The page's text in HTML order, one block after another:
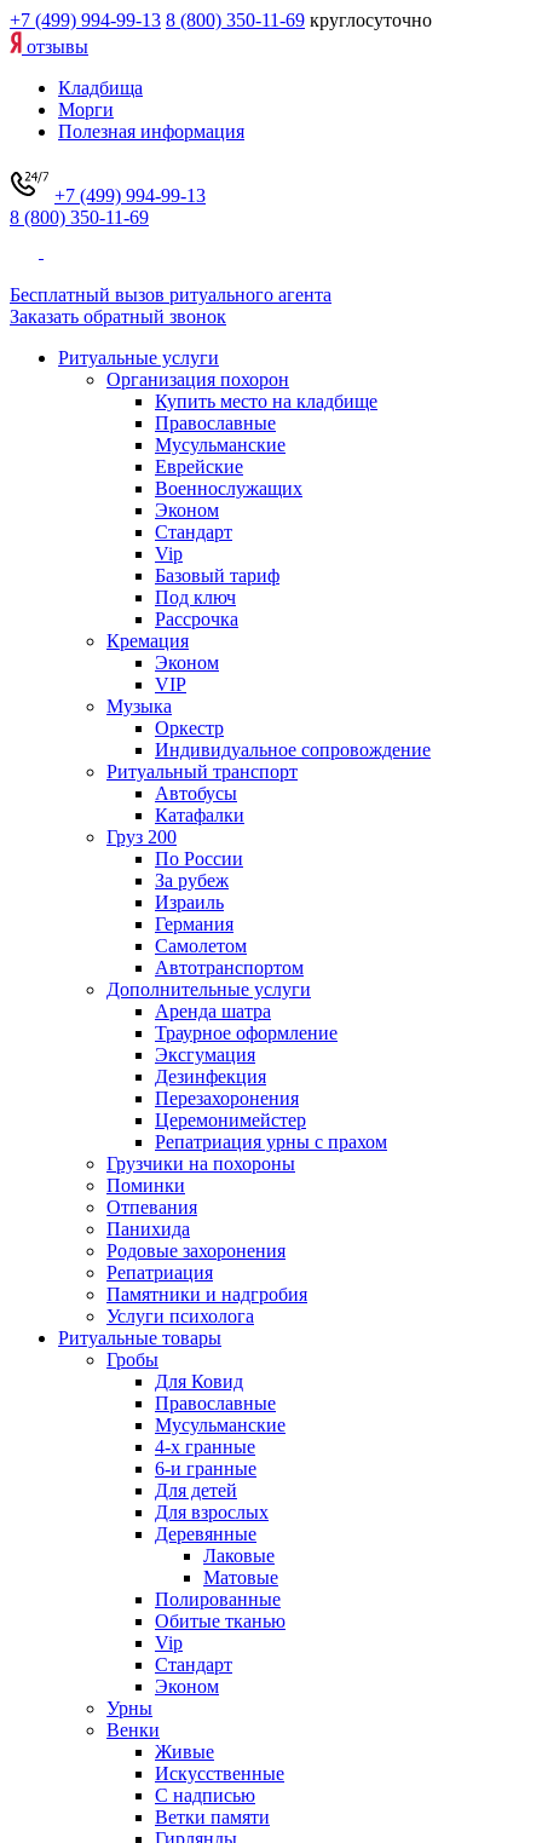
+7 (499) 994-99-13 8 (800) 350-11-69 круглосуточно
отзывы
Кладбища
Морги
Полезная информация
+7 (499) 994-99-13
8 (800) 350-11-69
Бесплатный вызов ритуального агента
Заказать обратный звонок
Ритуальные услуги
Организация похорон
Купить место на кладбище
Православные
Мусульманские
Еврейские
Военнослужащих
Эконом
Стандарт
Vip
Базовый тариф
Под ключ
Рассрочка
Кремация
Эконом
VIP
Музыка
Оркестр
Индивидуальное сопровождение
Ритуальный транспорт
Автобусы
Катафалки
Груз 200
По России
За рубеж
Израиль
Германия
Самолетом
Автотранспортом
Дополнительные услуги
Аренда шатра
Траурное оформление
Эксгумация
Дезинфекция
Перезахоронения
Церемонимейстер
Репатриация урны с прахом
Грузчики на похороны
Поминки
Отпевания
Панихида
Родовые захоронения
Репатриация
Памятники и надгробия
Услуги психолога
Ритуальные товары
Гробы
Для Ковид
Православные
Мусульманские
4-х гранные
6-и гранные
Для детей
Для взрослых
Деревянные
Лаковые
Матовые
Полированные
Обитые тканью
Vip
Стандарт
Эконом
Урны
Венки
Живые
Искусственные
С надписью
Ветки памяти
Гирлянды